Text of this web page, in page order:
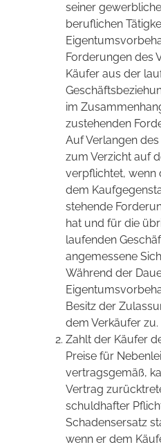
seiner
beruflichen
Forderungen des
Käufer aus der
im
zustehenden
Auf Verlangen
zum Verzicht auf
verpflichtet, wenn
dem
stehende
hat und für die
laufenden
angemessene
Während der
Besitz der
dem Verkäufer zu.
Zahlt der Käufer
Preise für
vertragsgemäß,
Vertrag
schuldhafter
Schadensersatz
wenn er dem